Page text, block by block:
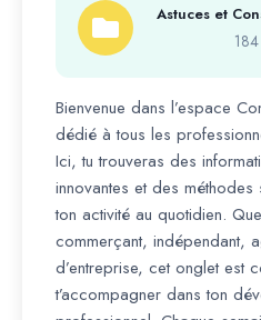
Astuces et
Bienvenue dans l’espace
dédié à tous les
Ici, tu trouveras des
innovantes et des
ton activité au quotidien.
commerçant, indépendant,
d’entreprise, cet onglet est
t’accompagner dans ton